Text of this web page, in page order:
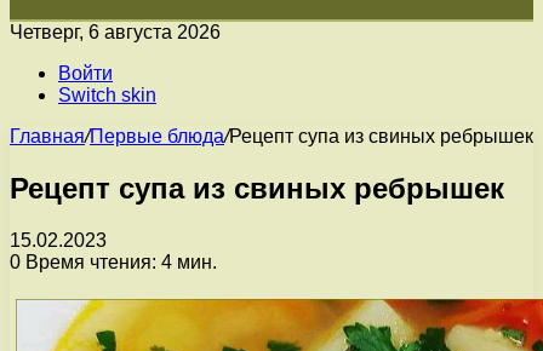
Четверг, 6 августа 2026
Войти
Switch skin
Главная/Первые блюда/Рецепт супа из свиных ребрышек
Рецепт супа из свиных ребрышек
15.02.2023
0 Время чтения: 4 мин.